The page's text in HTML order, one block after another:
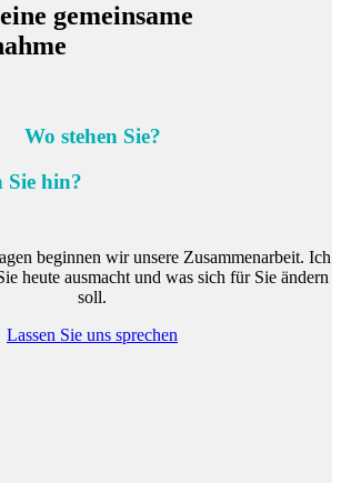
gemeinsame
Wo stehen Sie?
Sie hin?
beginnen wir unsere Zusammenarbeit. Ich
heute ausmacht und was sich für Sie ändern
soll.
Lassen Sie uns sprechen